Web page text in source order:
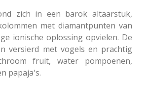
zich in een barok altaarstuk,
met diamantpunten van
ionische oplossing opvielen. De
versierd met vogels en prachtig
fruit, water pompoenen,
papaja's.